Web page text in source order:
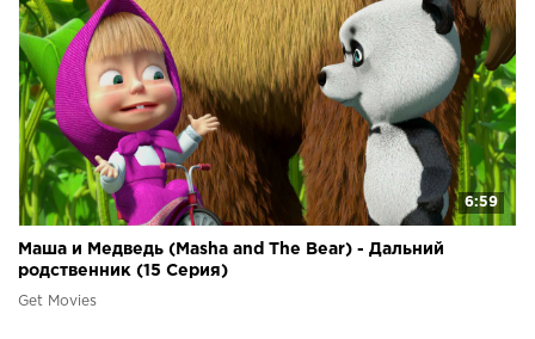
6:59
Маша и Медведь (Masha and The Bear) - Дальний
родственник (15 Серия)
Get Movies